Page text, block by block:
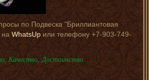
по Подвеска "Бриллиантовая
наWhatsUp или телефону +7-903-749-
Качество, Достоинство.